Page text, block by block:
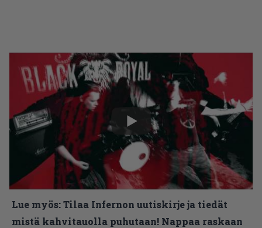
Lue myös:Tilaa Infernon uutiskirje ja tiedät
mistä kahvitauolla puhutaan! Nappaa raskaan